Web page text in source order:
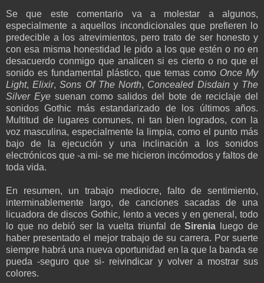
Se que este comentario va a molestar a algunos,
especialmente a aquellos incondicionales que prefieren lo
predecible a los atrevimientos, pero trato de ser honesto y
con esa misma honestidad le pido a los que estén o no en
desacuerdo conmigo que analicen si es cierto o no que el
sonido es fundamental plástico, que temas como Once My
Light,Elixir,Sons Of The North, Concealed Disdain y The
Silver Eye suenan como salidos del bote de reciclaje del
sonidos Gothic más estandarizado de los últimos años.
Multitud de lugares comunes, ni tan bien logrados, con la
voz masculina, especialmente la limpia, como el punto más
bajo de la ejecución y una inclinación a los sonidos
electrónicos que -a mi- se me hicieron incómodos y faltos de
toda vida.
En resumen, un trabajo mediocre, falto de sentimiento,
interminablemente largo, de canciones sacadas de una
licuadora de discos Gothic, lento a veces y en general, todo
lo que no debió ser la vuelta triunfal deSirenia luego de
haber presentado el mejor trabajo de su carrera. Por suerte
siempre habrá una nueva oportunidad en la que la banda se
pueda -seguro que si- reivindicar y volver a mostrar sus
colores.